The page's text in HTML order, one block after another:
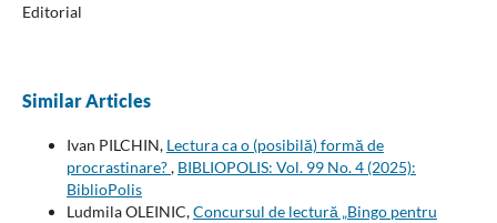
Editorial
Similar Articles
Ivan PILCHIN, Lectura ca o (posibilă) formă de
procrastinare?, BIBLIOPOLIS: Vol. 99 No. 4 (2025):
BiblioPolis
Ludmila OLEINIC,Concursul de lectură „Bingo pentru